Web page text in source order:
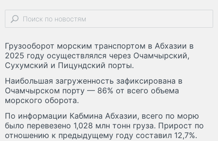
Грузооборот морским транспортом в Абхазии в
2025 году осуществлялся через Очамчырский,
Сухумский и Пицундский порты.
Наибольшая загруженность зафиксирована в
Очамчырском порту — 86% от всего объема
морского оборота.
По информации Кабмина Абхазии, всего по морю
было перевезено 1,028 млн тонн груза. Прирост по
отношению к предыдущему году составил 12,7%.